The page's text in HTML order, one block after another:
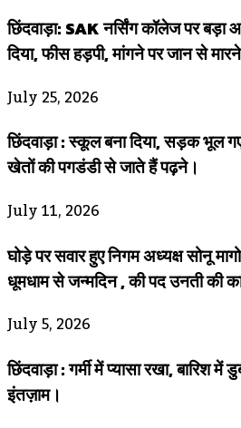
छिंदवाड़ा: SAK नर्सिंग कॉलेज पर बड़ा
दिया, फीस हड़पी, मांगने पर जान से
July 25, 2026
छिंदवाड़ा : स्कूल बना दिया, सड़क भूल
खेतों की पगडंडी से जाते हैं पढ़ने।
July 11, 2026
घोड़े पर सवार हुए निगम अध्यक्ष सोनू
धूमधाम से जन्मदिन , की पद उनती की
July 5, 2026
छिंदवाड़ा : गर्मी में प्यासा रखा, बारिश
इंतज़ाम।